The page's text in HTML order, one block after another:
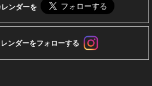
ンダーを
ンダーをフォローする